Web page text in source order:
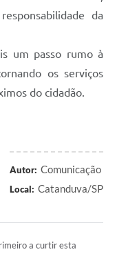
da
um passo rumo à
os serviços
do cidadão.
Autor: Comunicação
Local: Catanduva/SP
a curtir esta